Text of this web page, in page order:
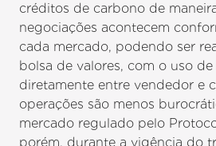
créditos de carbono de
negociações acontecem
cada mercado, podendo ser
bolsa de valores, com o uso
diretamente entre vendedor e
operações são menos
mercado regulado pelo
porém, durante a vigência do